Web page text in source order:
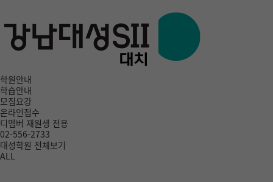
학원안내
학습안내
모집요강
온라인접수
디멤버 재원생 전용
02-556-2733
대성학원 전체보기
ALL